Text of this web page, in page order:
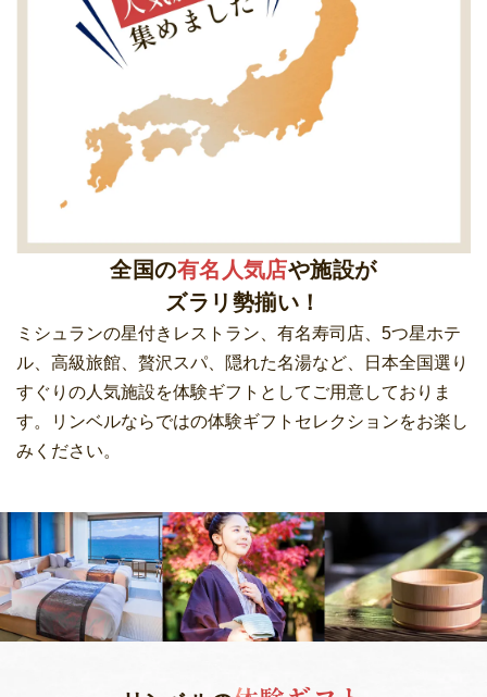
全国の有名人気店や施設が
ズラリ勢揃い！
ミシュランの星付きレストラン、有名寿司店、5つ星ホテ
ル、高級旅館、贅沢スパ、隠れた名湯など、日本全国選り
すぐりの人気施設を体験ギフトとしてご用意しておりま
す。リンベルならではの体験ギフトセレクションをお楽し
みください。